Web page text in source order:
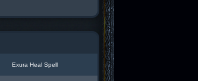
Exura Heal Spell